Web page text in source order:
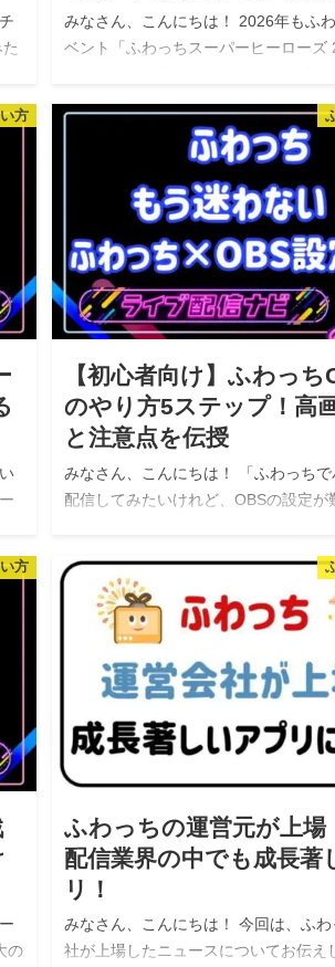
みなさん、こんにちは！ 2026年もふ
ベント「ふわっちスーパーヒーローズ
さんにとって、大きなチャンスが到来
は、このビッグイベント…
方
【初心者向け】ふわっち
のやり方5ステップ！高
と注意点を伝授
みなさん、こんにちは！ 「ふわっちで
配信してみたいけれど、OBSの設定が
か？ 高画質で安定した配信をリスナ
には、OBS（Open Bro…
方
の
ふわっちの運営元が上場
配信業界の中でも成長著
リ！
みなさん、こんにちは！ 今回は、ふ
社が上場したニュースについてお伝え